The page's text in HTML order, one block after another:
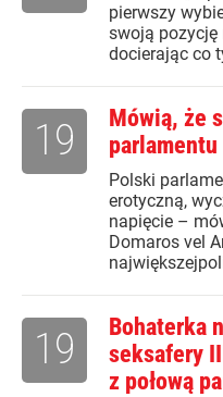
pierwszy
swoją pozycję
docierając co
Mówią, że
parlamentu
Polski
erotyczną,
napięcie –
Domaros vel
19
Bohaterka
seksafery
z połową
19